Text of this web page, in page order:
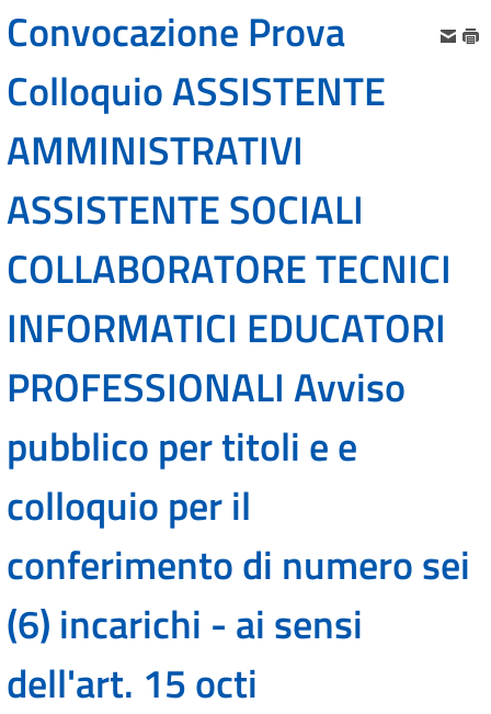
Convocazione Prova
Colloquio ASSISTENTE
AMMINISTRATIVI
ASSISTENTE SOCIALI
COLLABORATORE TECNICI
INFORMATICI EDUCATORI
PROFESSIONALI Avviso
pubblico per titoli e e
colloquio per il
conferimento di numero sei
(6) incarichi - ai sensi
dell'art. 15 octi